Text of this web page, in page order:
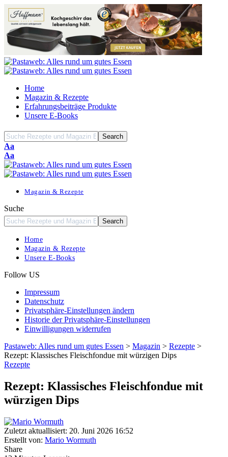
Home
Magazin & Rezepte
Erfahrungsbeiträge Produkte
Unsere E-Books
Font
Resizer
Aa
Font
Resizer
Aa
Magazin & Rezepte
Suche
Home
Magazin & Rezepte
Unsere E-Books
Follow US
Impressum
Datenschutz
Privatsphäre-Einstellungen ändern
Historie der Privatsphäre-Einstellungen
Einwilligungen widerrufen
Pastaweb: Alles rund um gutes Essen > Magazin > Rezepte >
Rezept: Klassisches Fleischfondue mit würzigen Dips
Rezepte
Rezept: Klassisches Fleischfondue mit
würzigen Dips
Zuletzt aktuallisiert: 20. Juni 2026 16:52
Erstellt von: Mario Wormuth
Share